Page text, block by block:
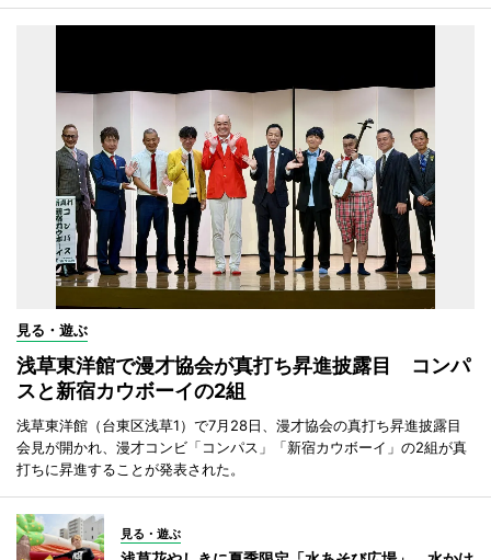
見る・遊ぶ
浅草東洋館で漫才協会が真打ち昇進披露目 コンパ
スと新宿カウボーイの2組
浅草東洋館（台東区浅草1）で7月28日、漫才協会の真打ち昇進披露目
会見が開かれ、漫才コンビ「コンパス」「新宿カウボーイ」の2組が真
打ちに昇進することが発表された。
見る・遊ぶ